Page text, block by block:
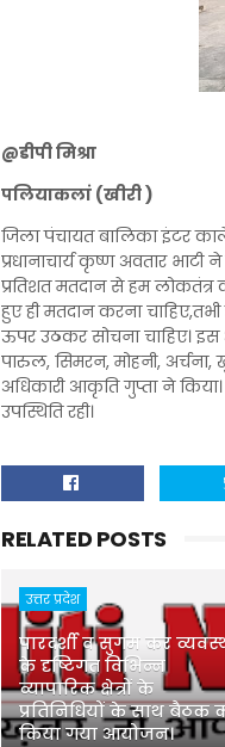
@डीपी मिश्रा
पलियाकलां (खीरी )
जिला पंचायत बालिका इंटर
प्रधानाचार्य कृष्ण अवतार
प्रतिशत मतदान से हम
हुए ही मतदान करना चाहिए,तभी
ऊपर उठकर सोचना चाहिए। इस
पारुल, सिमरन, मोहनी, अर्चना,
अधिकारी आकृति गुप्ता ने
उपस्थिति रही।
RELATED POSTS
उत्तर प्रदेश
पारदर्शी व सुगम कर
के दृष्टिगत विभिन्न
व्यापारिक क्षेत्रों के
प्रतिनिधियों के साथ बैठक
किया गया आयोजन।